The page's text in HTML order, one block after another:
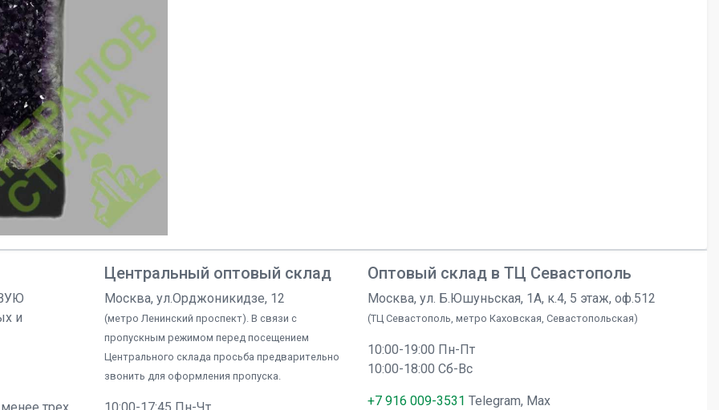
и
Центральный оптовый склад
Москва, ул.Орджоникидзе, 12
(метро Ленинский проспект). В связи с
пропускным режимом перед посещением
Центрального склада просьба предварительно
звонить для оформления пропуска.
Оптовый склад в ТЦ Севастополь
Москва, ул. Б.Юшуньская, 1А, к.4, 5 этаж, оф.512
(ТЦ Севастополь, метро Каховская, Севастопольская)
10:00-19:00 Пн-Пт
10:00-18:00 Сб-Вс
+7 916 009-3531 Telegram, Max